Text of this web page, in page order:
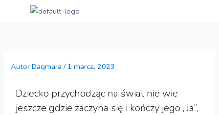
Autor Dagmara/ 1 marca, 2023
Dziecko przychodząc na świat nie wie
jeszcze gdzie zaczyna się i kończy jego „Ja”,